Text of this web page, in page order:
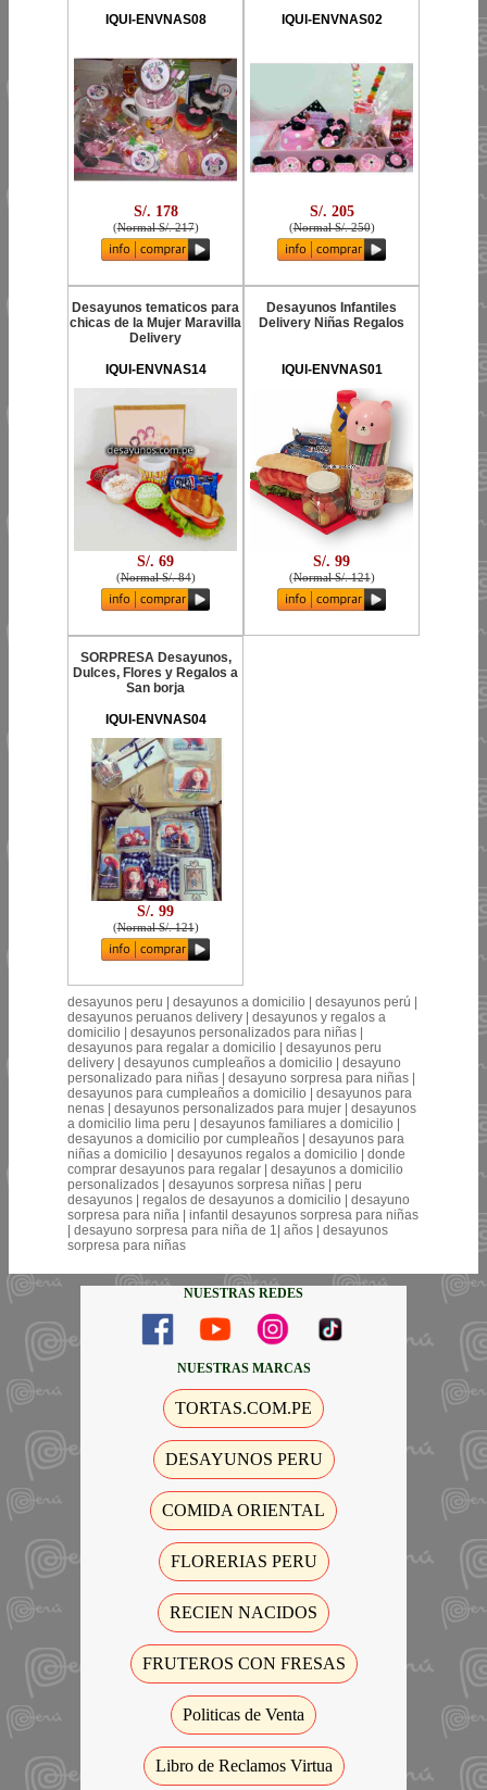
IQUI-ENVNAS08
S/. 178
(Normal S/. 217)
IQUI-ENVNAS02
S/. 205
(Normal S/. 250)
Desayunos tematicos para
chicas de la Mujer Maravilla
Delivery
IQUI-ENVNAS14
S/. 69
(Normal S/. 84)
Desayunos Infantiles
Delivery Niñas Regalos
IQUI-ENVNAS01
S/. 99
(Normal S/. 121)
SORPRESA Desayunos,
Dulces, Flores y Regalos a
San borja
IQUI-ENVNAS04
S/. 99
(Normal S/. 121)
desayunos peru | desayunos a domicilio | desayunos perú |
desayunos peruanos delivery | desayunos y regalos a
domicilio | desayunos personalizados para niñas |
desayunos para regalar a domicilio | desayunos peru
delivery | desayunos cumpleaños a domicilio | desayuno
personalizado para niñas | desayuno sorpresa para niñas |
desayunos para cumpleaños a domicilio | desayunos para
nenas | desayunos personalizados para mujer | desayunos
a domicilio lima peru | desayunos familiares a domicilio |
desayunos a domicilio por cumpleaños | desayunos para
niñas a domicilio | desayunos regalos a domicilio | donde
comprar desayunos para regalar | desayunos a domicilio
personalizados | desayunos sorpresa niñas | peru
desayunos | regalos de desayunos a domicilio | desayuno
sorpresa para niña | infantil desayunos sorpresa para niñas
| desayuno sorpresa para niña de 1| años | desayunos
sorpresa para niñas
NUESTRAS REDES
NUESTRAS MARCAS
TORTAS.COM.PE
DESAYUNOS PERU
COMIDA ORIENTAL
FLORERIAS PERU
RECIEN NACIDOS
FRUTEROS CON FRESAS
Politicas de Venta
Libro de Reclamos Virtua